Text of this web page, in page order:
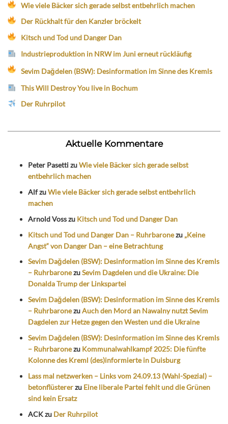
Wie viele Bäcker sich gerade selbst entbehrlich machen
Der Rückhalt für den Kanzler bröckelt
Kitsch und Tod und Danger Dan
Industrieproduktion in NRW im Juni erneut rückläufig
Sevim Dağdelen (BSW): Desinformation im Sinne des Kremls
This Will Destroy You live in Bochum
Der Ruhrpilot
Aktuelle Kommentare
Peter PasettizuWie viele Bäcker sich gerade selbst
entbehrlich machen
AlfzuWie viele Bäcker sich gerade selbst entbehrlich
machen
Arnold Vosszu Kitsch und Tod und Danger Dan
Kitsch und Tod und Danger Dan – Ruhrbaronezu „Keine
Angst“ von Danger Dan – eine Betrachtung
Sevim Dağdelen (BSW): Desinformation im Sinne des Kremls
– RuhrbaronezuSevim Dagdelen und die Ukraine: Die
Donalda Trump der Linkspartei
Sevim Dağdelen (BSW): Desinformation im Sinne des Kremls
– RuhrbaronezuAuch den Mord an Nawalny nutzt Sevim
Dagdelen zur Hetze gegen den Westen und die Ukraine
Sevim Dağdelen (BSW): Desinformation im Sinne des Kremls
– Ruhrbaronezu Kommunalwahlkampf 2025: Die fünfte
Kolonne des Kreml (des)informierte in Duisburg
Lass mal netzwerken – Links vom 24.09.13 (Wahl-Spezial) –
betonflüstererzu Eine liberale Partei fehlt und die Grünen
sind kein Ersatz
ACKzu Der Ruhrpilot